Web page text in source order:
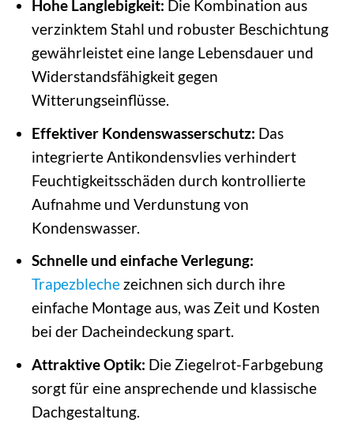
Hohe Langlebigkeit: Die Kombination aus
verzinktem Stahl und robuster Beschichtung
gewährleistet eine lange Lebensdauer und
Widerstandsfähigkeit gegen
Witterungseinflüsse.
Effektiver Kondenswasserschutz: Das
integrierte Antikondensvlies verhindert
Feuchtigkeitsschäden durch kontrollierte
Aufnahme und Verdunstung von
Kondenswasser.
Schnelle und einfache Verlegung:
Trapezblechezeichnen sich durch ihre
einfache Montage aus, was Zeit und Kosten
bei der Dacheindeckung spart.
Attraktive Optik: Die Ziegelrot-Farbgebung
sorgt für eine ansprechende und klassische
Dachgestaltung.